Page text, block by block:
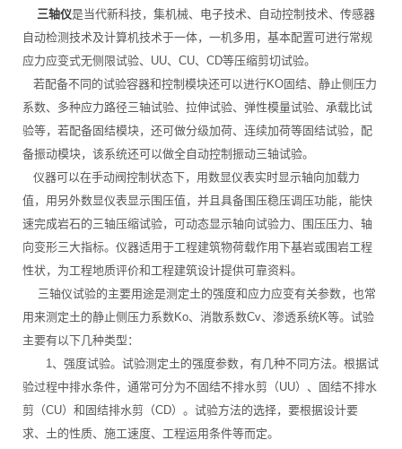
三轴仪是当代新科技，集机械、电子技术、自动控制技术、传感器
自动检测技术及计算机技术于一体，一机多用，基本配置可进行常规
应力应变式无侧限试验、UU、CU、CD等压缩剪切试验。
若配备不同的试验容器和控制模块还可以进行KO固结、静止侧压力
系数、多种应力路径三轴试验、拉伸试验、弹性模量试验、承载比试
验等，若配备固结模块，还可做分级加荷、连续加荷等固结试验，配
备振动模块，该系统还可以做全自动控制振动三轴试验。
仪器可以在手动阀控制状态下，用数显仪表实时显示轴向加载力
值，用另外数显仪表显示围压值，并且具备围压稳压调压功能，能快
速完成岩石的三轴压缩试验，可动态显示轴向试验力、围压压力、轴
向变形三大指标。仪器适用于工程建筑物荷载作用下基岩或围岩工程
性状，为工程地质评价和工程建筑设计提供可靠资料。
三轴仪试验的主要用途是测定土的强度和应力应变有关参数，也常
用来测定土的静止侧压力系数Ko、消散系数Cv、渗透系统K等。试验
主要有以下几种类型：
1、强度试验。试验测定土的强度参数，有几种不同方法。根据试
验过程中排水条件，通常可分为不固结不排水剪（UU）、固结不排水
剪（CU）和固结排水剪（CD）。试验方法的选择，要根据设计要
求、土的性质、施工速度、工程运用条件等而定。